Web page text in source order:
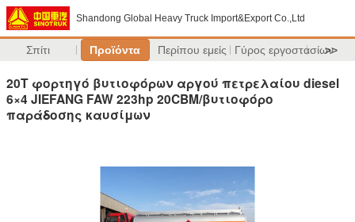
Shandong Global Heavy Truck Import&Export Co.,Ltd
Σπίτι Προϊόντα Περίπου εμείς Γύρος εργοστασίων
>>
20T φορτηγό βυτιοφόρων αργού πετρελαίου diesel
6×4 JIEFANG FAW 223hp 20CBM/βυτιοφόρο
παράδοσης καυσίμων